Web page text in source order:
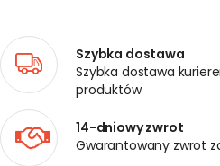
Szybka dostawa
Szybka dostawa
produktów
14-dniowy zwrot
Gwarantowany zwrot